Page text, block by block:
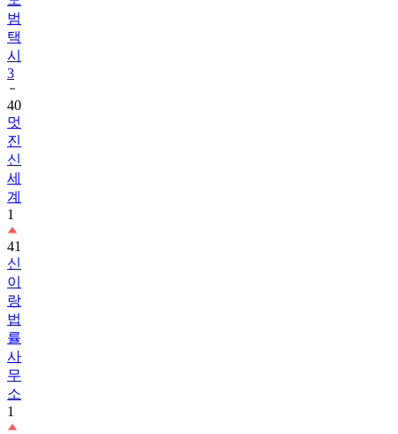
범
택
시
3
40
멋
진
신
세
계
1
41
신
이
랑
법
률
사
무
소
1